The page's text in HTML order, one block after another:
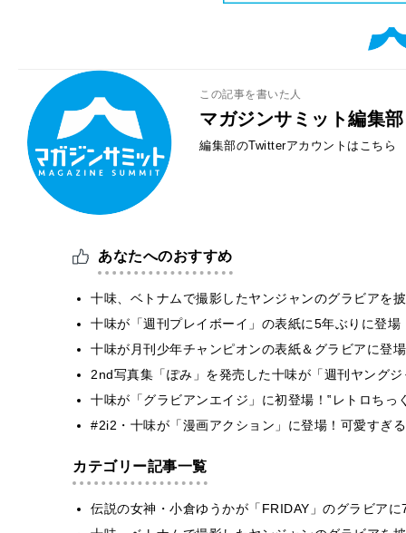
この記事を書いた人
マガジンサミット編集部
編集部のTwitterアカウントはこちら
あなたへのおすすめ
十味、ベトナムで撮影したヤンジャンのグラビアを
十味が「週刊プレイボーイ」の表紙に5年ぶりに登
十味が月刊少年チャンピオンの表紙＆グラビアに登
2nd写真集「ぽみ」を発売した十味が「週刊ヤング
十味が「グラビアンエイジ」に初登場！‟レトロちっ
#2i2・十味が「漫画アクション」に登場！可愛すぎ
カテゴリー記事一覧
伝説の女神・小倉ゆうかが「FRIDAY」のグラビア